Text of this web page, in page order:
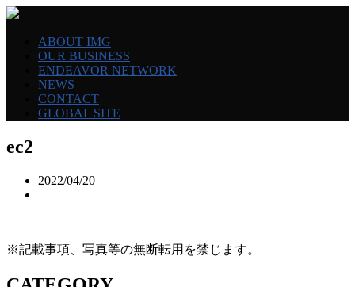
ABOUT IMG
OUR BUSINESS
ENDEAVOR NETWORK
NEWS
CONTACT
GLOBAL SITE
ec2
2022/04/20
※記載事項、写真等の無断転用を禁じます。